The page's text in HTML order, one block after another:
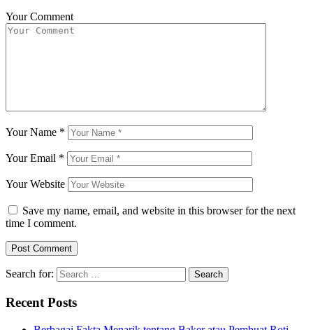
Your Comment
Your Name *
Your Email *
Your Website
Save my name, email, and website in this browser for the next
time I comment.
Search for:
Recent Posts